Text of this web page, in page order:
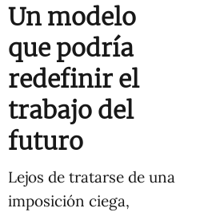
Un modelo
que podría
redefinir el
trabajo del
futuro
Lejos de tratarse de una
imposición ciega,